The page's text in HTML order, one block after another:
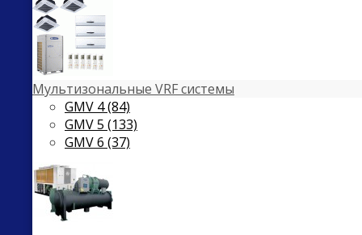
Мультизональные VRF системы
GMV 4 (84)
GMV 5 (133)
GMV 6 (37)